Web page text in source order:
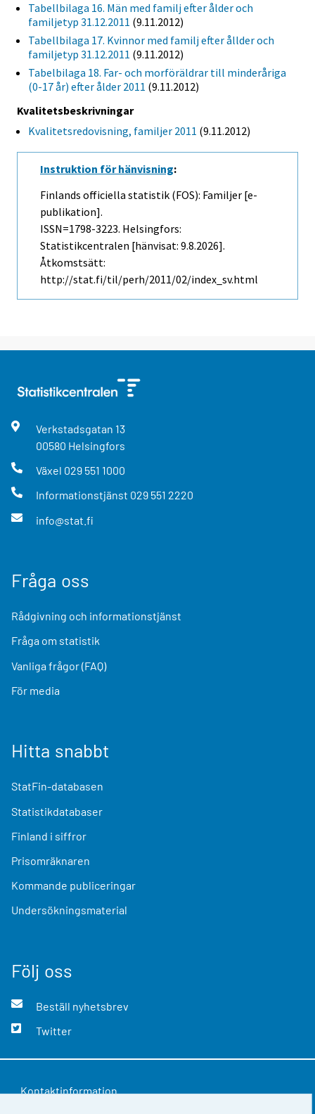
Tabellbilaga 16. Män med familj efter ålder och
familjetyp 31.12.2011 (9.11.2012)
Tabellbilaga 17. Kvinnor med familj efter ållder och
familjetyp 31.12.2011 (9.11.2012)
Tabelbilaga 18. Far- och morföräldrar till minderåriga
(0-17 år) efter ålder 2011 (9.11.2012)
Kvalitetsbeskrivningar
Kvalitetsredovisning, familjer 2011 (9.11.2012)
Instruktion för hänvisning:
Finlands officiella statistik (FOS): Familjer [e-
publikation].
ISSN=1798-3223. Helsingfors:
Statistikcentralen [hänvisat: 9.8.2026].
Åtkomstsätt:
http://stat.fi/til/perh/2011/02/index_sv.html
Verkstadsgatan 13
00580 Helsingfors
Växel 029 551 1000
Informationstjänst 029 551 2220
info@stat.fi
Fråga oss
Rådgivning och informationstjänst
Fråga om statistik
Vanliga frågor (FAQ)
För media
Hitta snabbt
StatFin-databasen
Statistikdatabaser
Finland i siffror
Prisomräknaren
Kommande publiceringar
Undersökningsmaterial
Följ oss
Beställ nyhetsbrev
Twitter
Kontaktinformation